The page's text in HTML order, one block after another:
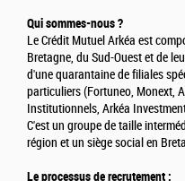
Qui sommes-nous ?
Le Crédit Mutuel Arkéa est
Bretagne, du Sud-Ouest et de
d'une quarantaine de filiales
particuliers (Fortuneo, Monext,
Institutionnels, Arkéa
C'est un groupe de taille
région et un siège social en
Le processus de recrutement :